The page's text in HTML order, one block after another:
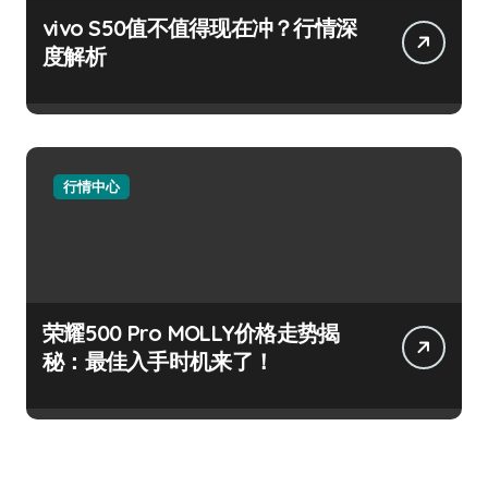
vivo S50值不值得现在冲？行情深
度解析
行情中心
荣耀500 Pro MOLLY价格走势揭
秘：最佳入手时机来了！